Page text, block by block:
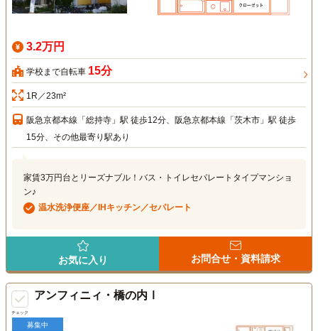
3.2万円
学校まで自転車 15分
1R／23m²
阪急京都本線「総持寺」駅 徒歩12分、阪急京都本線「茨木市」駅 徒歩
15分、その他最寄り駅あり
家賃3万円台とリーズナブル！バス・トイレセパレートタイプマンショ
ン♪
温水洗浄便座／IHキッチン／セパレート
お気に入り お問合せ・資料請求
チェック
アンフィニィ・橋の内Ⅰ
募集中